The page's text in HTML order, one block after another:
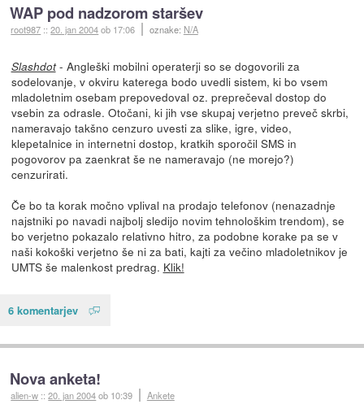
WAP pod nadzorom staršev
root987 ::20. jan 2004ob 17:06 oznake: N/A
Slashdot- Angleški mobilni operaterji so se dogovorili za
sodelovanje, v okviru katerega bodo uvedli sistem, ki bo vsem
mladoletnim osebam prepovedoval oz. preprečeval dostop do
vsebin za odrasle. Otočani, ki jih vse skupaj verjetno preveč skrbi,
nameravajo takšno cenzuro uvesti za slike, igre, video,
klepetalnice in internetni dostop, kratkih sporočil SMS in
pogovorov pa zaenkrat še ne nameravajo (ne morejo?)
cenzurirati.
Če bo ta korak močno vplival na prodajo telefonov (nenazadnje
najstniki po navadi najbolj sledijo novim tehnološkim trendom), se
bo verjetno pokazalo relativno hitro, za podobne korake pa se v
naši kokoški verjetno še ni za bati, kajti za večino mladoletnikov je
UMTS še malenkost predrag. Klik!
6 komentarjev
Nova anketa!
alien-w ::20. jan 2004ob 10:39 Ankete